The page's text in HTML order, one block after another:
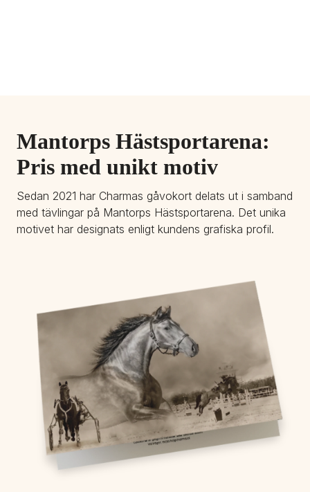
Mantorps Hästsportarena:
Pris med unikt motiv
Sedan 2021 har Charmas gåvokort delats ut i samband
med tävlingar på Mantorps Hästsportarena. Det unika
motivet har designats enligt kundens grafiska profil.